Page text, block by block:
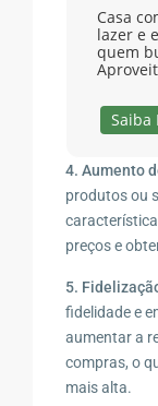
Casa
lazer e
quem
Saiba
4. Aumento
produtos ou
preços e
5.
fidelidade e
aumentar a
compras, o
mais alta.